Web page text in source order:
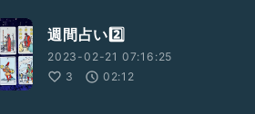
週間占い2️⃣
2023-02-21 07:16:25
3
02:12